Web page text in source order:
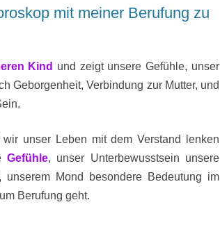
mit meiner Berufung zu
Kind und zeigt unsere Gefühle, unser
Geborgenheit, Verbindung zur Mutter, und
unser Leben mit dem Verstand lenken
Gefühle, unser Unterbewusstsein unsere
Mond besondere Bedeutung im
Berufung geht.